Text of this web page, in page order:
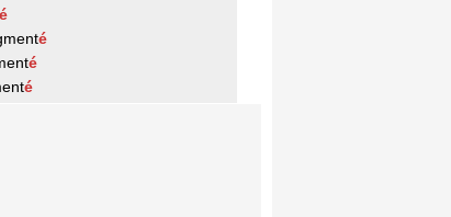
é
é
é
é